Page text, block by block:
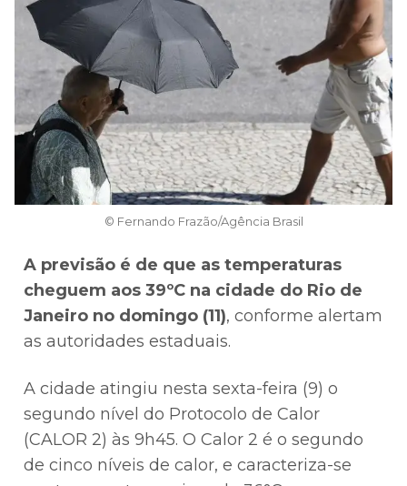
© Fernando Frazão/Agência Brasil
A previsão é de que as temperaturas
cheguem aos 39ºC na cidade do Rio de
Janeiro no domingo (11), conforme alertam
as autoridades estaduais.
A cidade atingiu nesta sexta-feira (9) o
segundo nível do Protocolo de Calor
(CALOR 2) às 9h45. O Calor 2 é o segundo
de cinco níveis de calor, e caracteriza-se